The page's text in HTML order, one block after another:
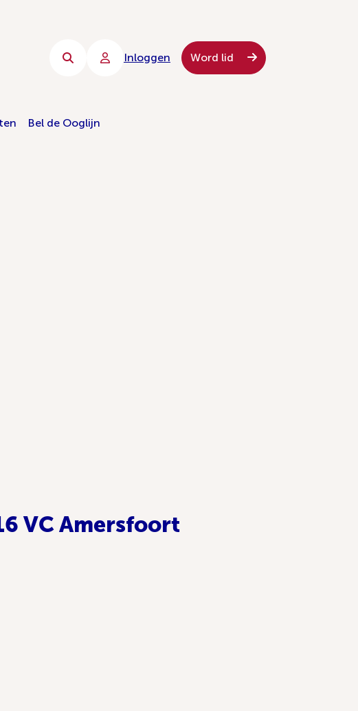
Inloggen Word lid
Bel de Ooglijn
VC Amersfoort